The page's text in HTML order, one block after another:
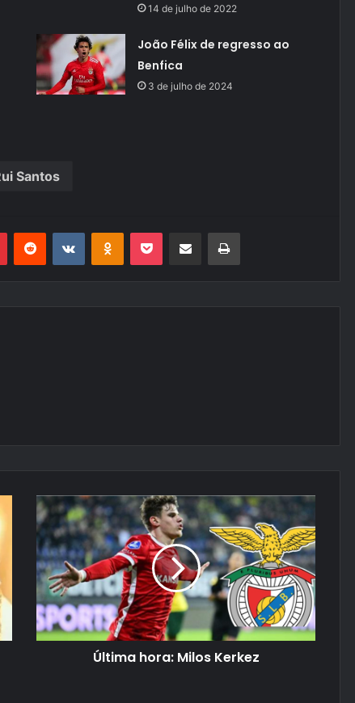
14 de julho de 2022
João Félix de regresso ao
Benfica
3 de julho de 2024
Santos
PinterestReddit VK OK Pocket Compartilhar via e-mail Imprimir
Última hora: Milos Kerkez